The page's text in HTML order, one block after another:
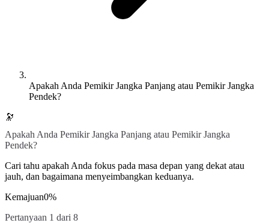
Apakah Anda Pemikir Jangka Panjang atau Pemikir Jangka
Pendek?
🔭
Apakah Anda Pemikir Jangka Panjang atau Pemikir Jangka
Pendek?
Cari tahu apakah Anda fokus pada masa depan yang dekat atau
jauh, dan bagaimana menyeimbangkan keduanya.
Kemajuan0%
Pertanyaan 1 dari 8